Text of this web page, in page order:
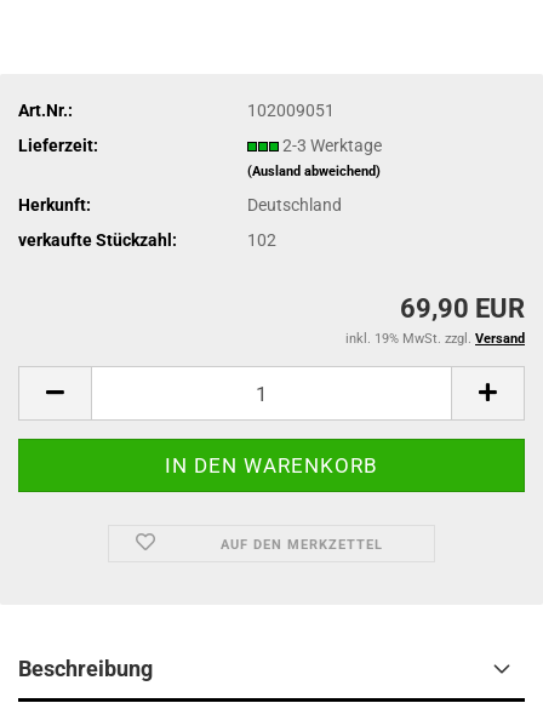
Art.Nr.:
102009051
Lieferzeit:
2-3 Werktage
(Ausland abweichend)
Herkunft:
Deutschland
verkaufte Stückzahl:
102
69,90 EUR
inkl. 19% MwSt. zzgl. Versand
AUF DEN MERKZETTEL
Beschreibung